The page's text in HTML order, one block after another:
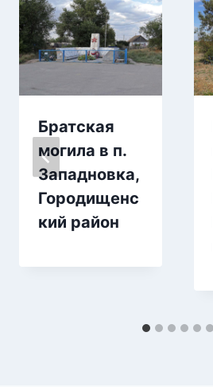
Братская
могила в п.
Западновка,
Городищенс
кий район